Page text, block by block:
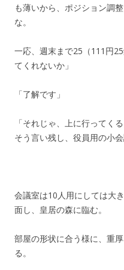
も薄いから、ポジション調
な。
一応、週末まで25（111円
てくれないか」
「了解です」
「それじゃ、上に行ってくる
そう言い残し、役員用の小会
会議室は10人用にしては大
面し、皇居の森に臨む。
部屋の形状に合う様に、重
る。